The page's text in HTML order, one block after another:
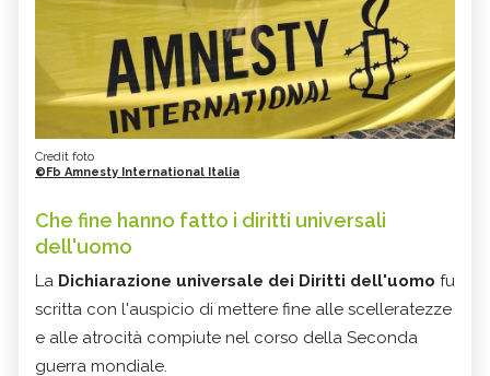
Credit foto
©Fb Amnesty International Italia
Che fine hanno fatto i diritti universali
dell'uomo
La Dichiarazione universale dei Diritti dell'uomo fu
scritta con l'auspicio di mettere fine alle scelleratezze
e alle atrocità compiute nel corso della Seconda
guerra mondiale.